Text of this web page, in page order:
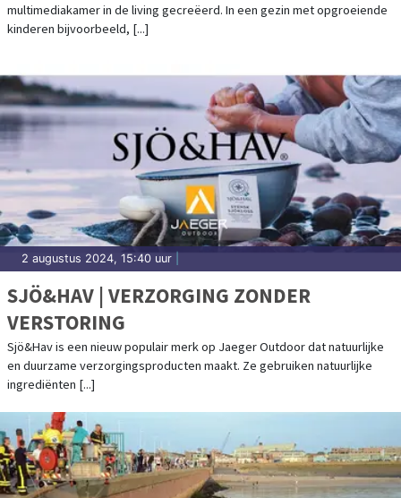
multimediakamer in de living gecreëerd. In een gezin met opgroeiende
kinderen bijvoorbeeld, [...]
2 augustus 2024, 15:40 uur
SJÖ&HAV | VERZORGING ZONDER
VERSTORING
Sjö&Hav is een nieuw populair merk op Jaeger Outdoor dat natuurlijke
en duurzame verzorgingsproducten maakt. Ze gebruiken natuurlijke
ingrediënten [...]